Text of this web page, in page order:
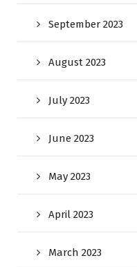
September 2023
August 2023
July 2023
June 2023
May 2023
April 2023
March 2023